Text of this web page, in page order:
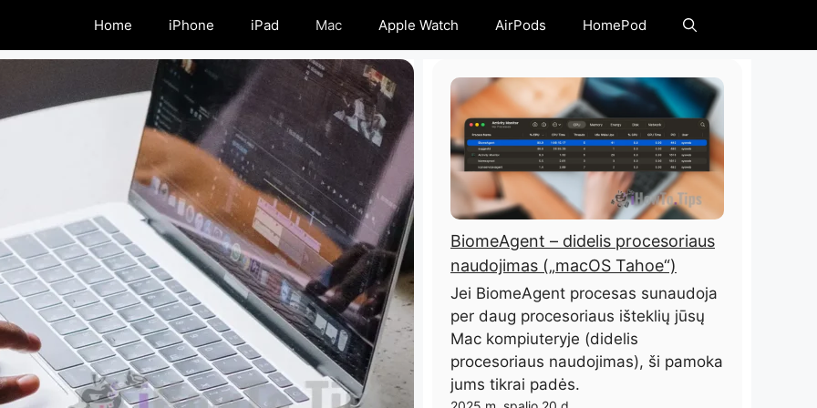
Home iPhone iPad Mac Apple Watch AirPods HomePod
BiomeAgent – ​​didelis procesoriaus
naudojimas („macOS Tahoe“)
Jei BiomeAgent procesas sunaudoja
per daug procesoriaus išteklių jūsų
Mac kompiuteryje (didelis
procesoriaus naudojimas), ši pamoka
jums tikrai padės.